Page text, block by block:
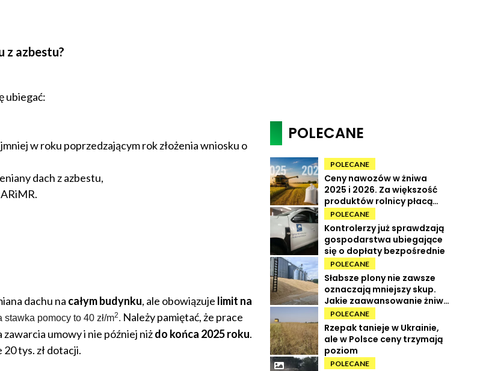
z azbestu?
ubiegać:
w roku poprzedzającym rok złożenia wniosku o
dach z azbestu,
dachu na całym budynku, ale obowiązuje limit na
stawka pomocy to 40 zł/m2. Należy pamiętać, że prace
zawarcia umowy i nie później niżdo końca 2025 roku.
tys. zł dotacji.
POLECANE
POLECANE
Ceny nawozów w żniwa
2025 i 2026. Za większość
produktów rolnicy płacą
więcej
POLECANE
Kontrolerzy już sprawdzają
gospodarstwa ubiegające
się o dopłaty bezpośrednie
POLECANE
Słabsze plony nie zawsze
oznaczają mniejszy skup.
Jakie zaawansowanie żniw i
ile kosztują zboża?
POLECANE
Rzepak tanieje w Ukrainie,
ale w Polsce ceny trzymają
poziom
POLECANE